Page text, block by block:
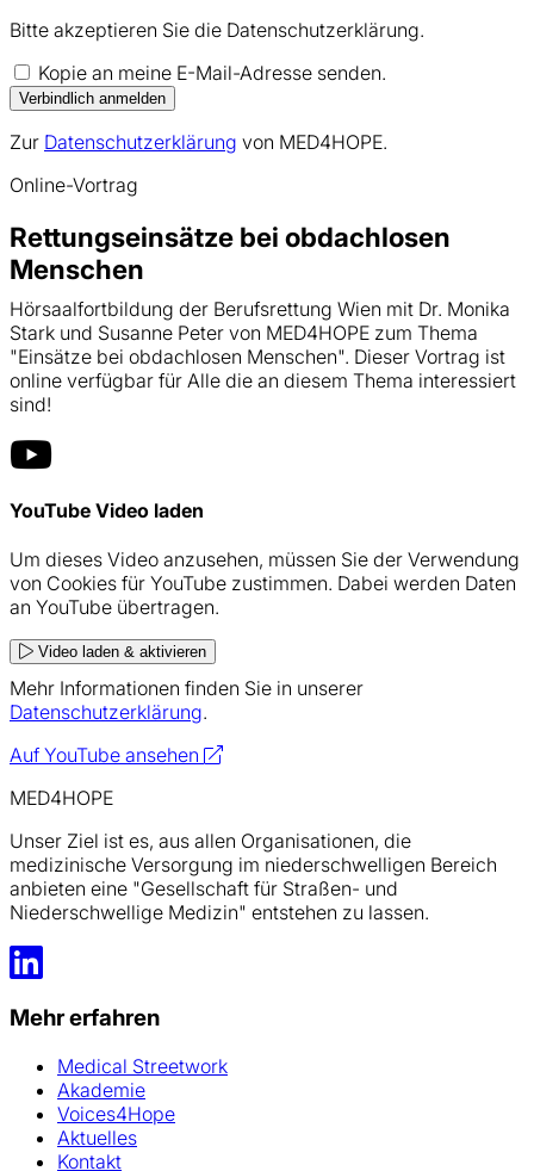
Bitte akzeptieren Sie die Datenschutzerklärung.
Kopie an meine E-Mail-Adresse senden.
Verbindlich anmelden
Zur Datenschutzerklärung von MED4HOPE.
Online-Vortrag
Rettungseinsätze bei obdachlosen
Menschen
Hörsaalfortbildung der Berufsrettung Wien mit Dr. Monika
Stark und Susanne Peter von MED4HOPE zum Thema
"Einsätze bei obdachlosen Menschen". Dieser Vortrag ist
online verfügbar für Alle die an diesem Thema interessiert
sind!
YouTube Video laden
Um dieses Video anzusehen, müssen Sie der Verwendung
von Cookies für YouTube zustimmen. Dabei werden Daten
an YouTube übertragen.
Video laden & aktivieren
Mehr Informationen finden Sie in unserer
Datenschutzerklärung.
Auf YouTube ansehen
MED4HOPE
Unser Ziel ist es, aus allen Organisationen, die
medizinische Versorgung im niederschwelligen Bereich
anbieten eine "Gesellschaft für Straßen- und
Niederschwellige Medizin" entstehen zu lassen.
LinkedIn
Mehr erfahren
Medical Streetwork
Akademie
Voices4Hope
Aktuelles
Kontakt